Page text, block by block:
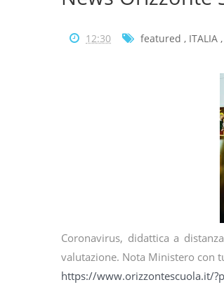
12:30 featured , ITALIA ,
Coronavirus, didattica a
valutazione. Nota Ministero con
https://www.orizzontescuola.it/